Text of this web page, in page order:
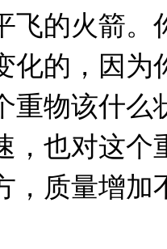
飞的火箭
化的，因为
重物该什
，也对这
，质量增加